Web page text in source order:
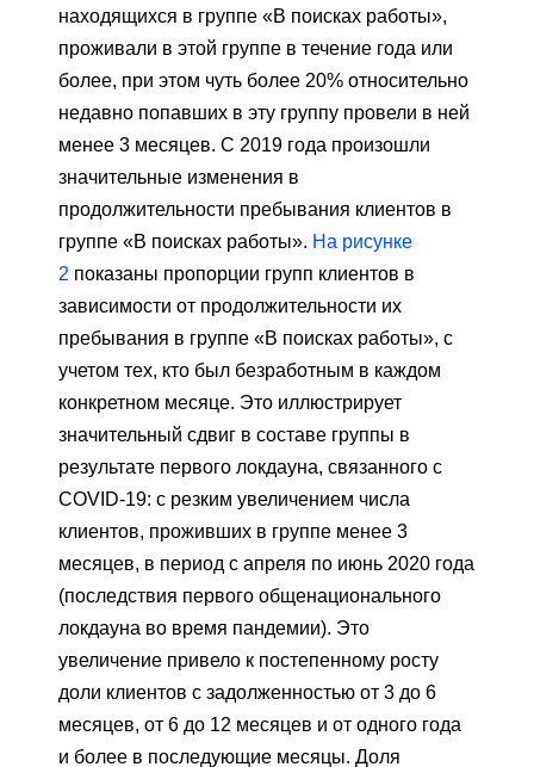
находящихся в группе «В поисках работы»,
проживали в этой группе в течение года или
более, при этом чуть более 20% относительно
недавно попавших в эту группу провели в ней
менее 3 месяцев. С 2019 года произошли
значительные изменения в
продолжительности пребывания клиентов в
группе «В поисках работы». На рисунке
2 показаны пропорции групп клиентов в
зависимости от продолжительности их
пребывания в группе «В поисках работы», с
учетом тех, кто был безработным в каждом
конкретном месяце. Это иллюстрирует
значительный сдвиг в составе группы в
результате первого локдауна, связанного с
COVID-19: с резким увеличением числа
клиентов, проживших в группе менее 3
месяцев, в период с апреля по июнь 2020 года
(последствия первого общенационального
локдауна во время пандемии). Это
увеличение привело к постепенному росту
доли клиентов с задолженностью от 3 до 6
месяцев, от 6 до 12 месяцев и от одного года
и более в последующие месяцы. Доля